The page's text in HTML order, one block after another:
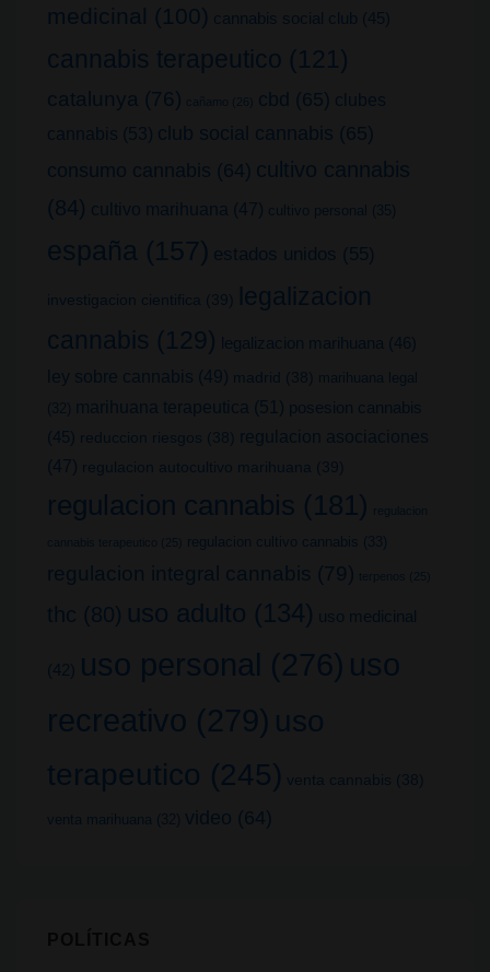
medicinal (100) cannabis social club (45)
cannabis terapeutico (121)
catalunya (76) cañamo (26) cbd (65) clubes
cannabis (53) club social cannabis (65)
consumo cannabis (64) cultivo cannabis
(84) cultivo marihuana (47) cultivo personal (35)
españa (157) estados unidos (55)
investigacion cientifica (39)
legalizacion
cannabis (129) legalizacion marihuana (46)
ley sobre cannabis (49) madrid (38)
marihuana legal
(32)
marihuana terapeutica (51) posesion cannabis
(45) reduccion riesgos (38)
regulacion asociaciones
(47) regulacion autocultivo marihuana (39)
regulacion cannabis (181) regulacion
cannabis terapeutico (25) regulacion cultivo cannabis (33)
regulacion integral cannabis (79) terpenos (25)
thc (80) uso adulto (134) uso medicinal
(42) uso personal (276) uso
recreativo (279) uso
terapeutico (245) venta cannabis (38)
venta marihuana (32) video (64)